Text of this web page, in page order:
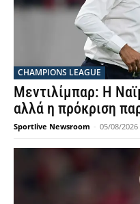
CHAMPIONS LEAGUE
Μεντιλίμπαρ: Η
αλλά η πρόκριση
Sportlive Newsroom - 05/08/2026